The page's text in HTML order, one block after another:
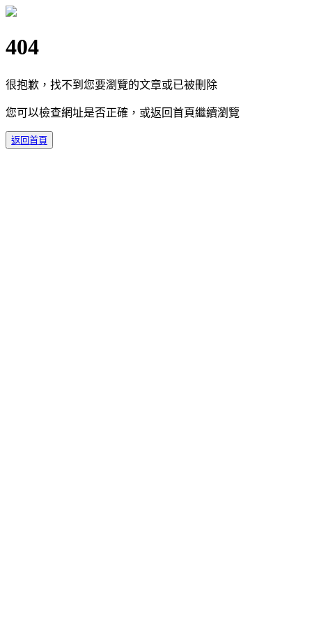
404
很抱歉，找不到您要瀏覽的文章或已被刪除
您可以檢查網址是否正確，或返回首頁繼續瀏覽
返回首頁